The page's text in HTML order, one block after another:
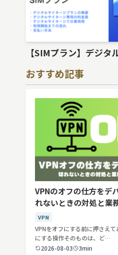
【SIMプラン】デジタ
おすすめ記事
VPNのオフの仕方をデ
れないときの対処と業
VPN
VPNをオフにする前に押さえ
にする操作そのものは、ど…
2026-08-03
3min